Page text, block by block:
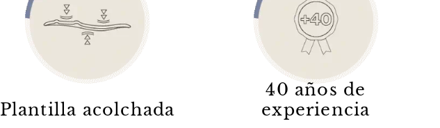
Plantilla acolchada
40 años de
experiencia